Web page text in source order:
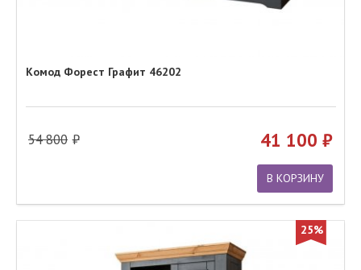
Комод Форест Графит 46202
54 800 41 100
В КОРЗИНУ
25%